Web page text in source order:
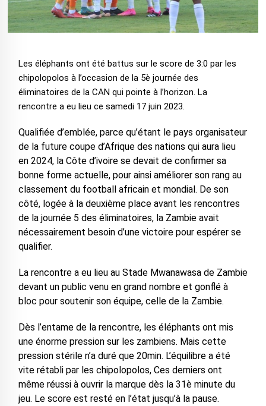
Les éléphants ont été battus sur le score de 3:0 par les
chipolopolos à l’occasion de la 5è journée des
éliminatoires de la CAN qui pointe à l’horizon. La
rencontre a eu lieu ce samedi 17 juin 2023.
Qualifiée d’emblée, parce qu’étant le pays organisateur
de la future coupe d’Afrique des nations qui aura lieu
en 2024, la Côte d’ivoire se devait de confirmer sa
bonne forme actuelle, pour ainsi améliorer son rang au
classement du football africain et mondial. De son
côté, logée à la deuxième place avant les rencontres
de la journée 5 des éliminatoires, la Zambie avait
nécessairement besoin d’une victoire pour espérer se
qualifier.
La rencontre a eu lieu au Stade Mwanawasa de Zambie
devant un public venu en grand nombre et gonflé à
bloc pour soutenir son équipe, celle de la Zambie.
Dès l’entame de la rencontre, les éléphants ont mis
une énorme pression sur les zambiens. Mais cette
pression stérile n’a duré que 20min. L’équilibre a été
vite rétabli par les chipolopolos, Ces derniers ont
même réussi à ouvrir la marque dès la 31è minute du
jeu. Le score est resté en l’état jusqu’à la pause.